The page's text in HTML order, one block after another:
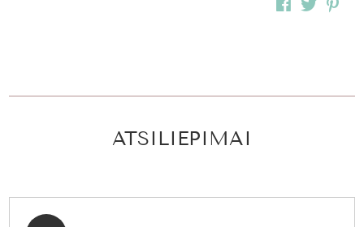
ATSILIEPIMAI